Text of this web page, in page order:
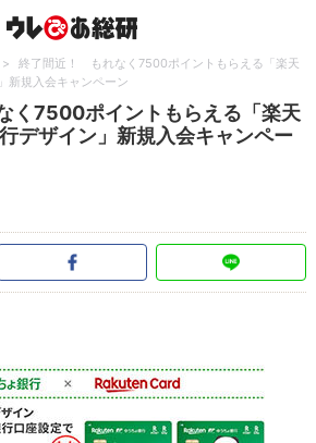
>
終了間近！ もれなく7500ポイントもらえる「楽天
新規入会キャンペーン
く7500ポイントもらえる「楽天
デザイン」新規入会キャンペー